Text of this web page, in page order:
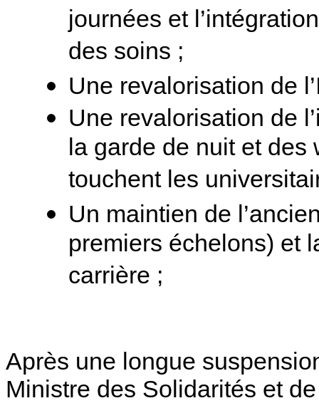
journées et
des soins ;
Une revalorisation de
Une revalorisation de
la garde de nuit et
touchent les
Un maintien de
premiers échelons) et
carrière ;
Après une longue
Ministre des Solidarités et